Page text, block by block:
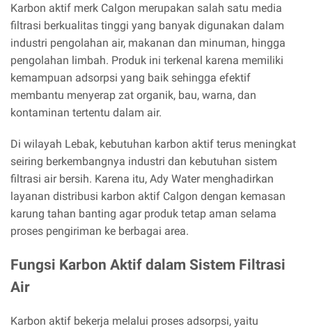
Karbon aktif merk Calgon merupakan salah satu media
filtrasi berkualitas tinggi yang banyak digunakan dalam
industri pengolahan air, makanan dan minuman, hingga
pengolahan limbah. Produk ini terkenal karena memiliki
kemampuan adsorpsi yang baik sehingga efektif
membantu menyerap zat organik, bau, warna, dan
kontaminan tertentu dalam air.
Di wilayah Lebak, kebutuhan karbon aktif terus meningkat
seiring berkembangnya industri dan kebutuhan sistem
filtrasi air bersih. Karena itu, Ady Water menghadirkan
layanan distribusi karbon aktif Calgon dengan kemasan
karung tahan banting agar produk tetap aman selama
proses pengiriman ke berbagai area.
Fungsi Karbon Aktif dalam Sistem Filtrasi
Air
Karbon aktif bekerja melalui proses adsorpsi, yaitu